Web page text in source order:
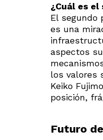
¿Cuál es el
El segundo
es una
aspectos
los valores
Keiko
posición,
Futuro